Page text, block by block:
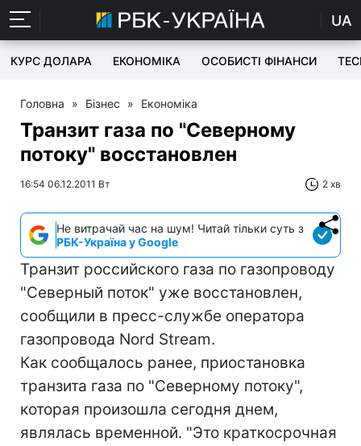
UA
КУРС ДОЛАРА ЕКОНОМІКА ОСОБИСТІ ФІНАНСИ
Головна » Бізнес » Економіка
Транзит газа по "Северному
потоку" восстановлен
16:54 06.12.2011 Вт 2 хв
Не витрачай час на шум! Читай тільки суть з
РБК-Україна у Google
Транзит российского газа по газопроводу
"Северный поток" уже восстановлен,
сообщили в пресс-службе оператора
газопровода Nord Stream.
Как сообщалось ранее, приостановка
транзита газа по "Северному потоку",
которая произошла сегодня днем,
являлась временной. "Это краткосрочная